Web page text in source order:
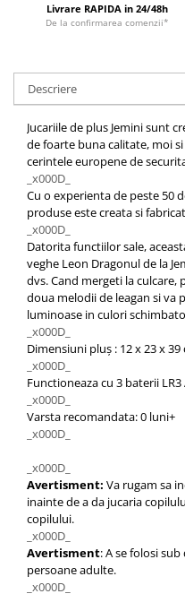
Livrare RAPIDA in 24/48h
De la confirmarea comenzii*
Descriere
Jucariile de plus Jemini sunt
de foarte buna calitate, moi
cerintele europene de
_x000D_
Cu o experienta de peste 50
produse este creata si
_x000D_
Datorita functiilor sale,
veghe Leon Dragonul de la
dvs. Cand mergeti la culcare,
doua melodii de leagan si va
luminoase in culori
_x000D_
Dimensiuni pluș : 12 x 23 x
_x000D_
Functioneaza cu 3 baterii LR3
_x000D_
Varsta recomandata: 0 luni+
_x000D_
_x000D_
Avertisment: Va rugam sa
inainte de a da jucaria
copilului.
_x000D_
Avertisment: A se folosi
persoane adulte.
_x000D_